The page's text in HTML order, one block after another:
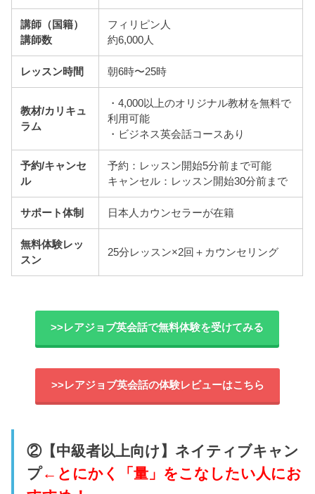
講師（国籍）
講師数
フィリピン人
約6,000人
レッスン時間 朝6時〜25時
教材/カリキュ
ラム
・4,000以上のオリジナル教材を無料で
利用可能
・ビジネス英会話コースあり
予約/キャンセ
ル
予約：レッスン開始5分前まで可能
キャンセル：レッスン開始30分前まで
サポート体制 日本人カウンセラーが在籍
無料体験レッ
スン
25分レッスン×2回＋カウンセリング
>>レアジョブ英会話で無料体験を受けてみる
>>レアジョブ英会話の体験レビューはこちら
②【中級者以上向け】ネイティブキャン
プ←とにかく「量」をこなしたい人にお